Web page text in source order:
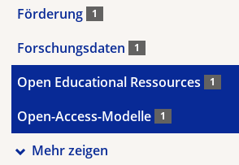
Förderung 1
Forschungsdaten 1
Open Educational Ressources 1
Open-Access-Modelle 1
Mehr zeigen